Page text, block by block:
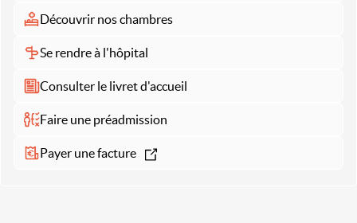
Découvrir nos chambres
Se rendre à l'hôpital
Consulter le livret d'accueil
Faire une préadmission
Payer une facture